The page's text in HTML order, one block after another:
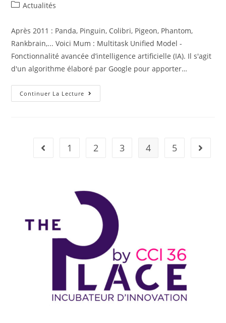
Actualités
Après 2011 : Panda, Pinguin, Colibri, Pigeon, Phantom,
Rankbrain,... Voici Mum : Multitask Unified Model -
Fonctionnalité avancée d’intelligence artificielle (IA). Il s'agit
d'un algorithme élaboré par Google pour apporter…
Continuer La Lecture
1 2 3 4 5